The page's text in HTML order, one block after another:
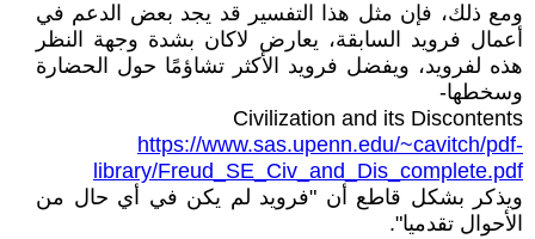
ومع ذلك، فإن مثل هذا التفسير قد يجد بعض الدعم في
أعمال فرويد السابقة، يعارض لاكان بشدة وجهة النظر
هذه لفرويد، ويفضل فرويد الأكثر تشاؤمًا حول الحضارة
وسخطها-
Civilization and its Discontents
https://www.sas.upenn.edu/~cavitch/pdf-
library/Freud_SE_Civ_and_Dis_complete.pdf
ويذكر بشكل قاطع أن "فرويد لم يكن في أي حال من
الأحوال تقدميا".